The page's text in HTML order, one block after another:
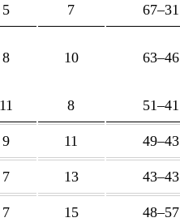
5 7 67–31
8 10 63–46
11 8 51–41
9 11 49–43
7 13 43–43
7 15 48–57